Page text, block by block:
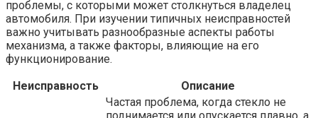
проблемы, с которыми может столкнуться владелец
автомобиля. При изучении типичных неисправностей
важно учитывать разнообразные аспекты работы
механизма, а также факторы, влияющие на его
функционирование.
Неисправность
Описание
Частая проблема, когда стекло не